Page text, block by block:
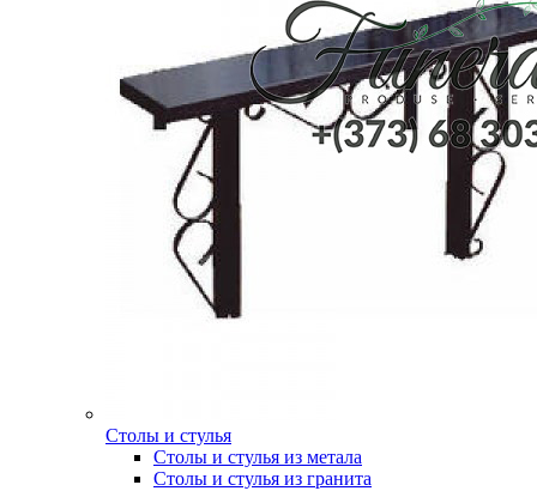
Столы и стулья
Столы и стулья из метала
Столы и стулья из гранита